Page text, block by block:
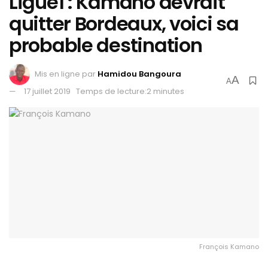
quitter Bordeaux, voici sa
probable destination
Mis en ligne par Hamidou Bangoura
17 juillet 2019 Temps de lecture:2 minutes
AA
François Kamano